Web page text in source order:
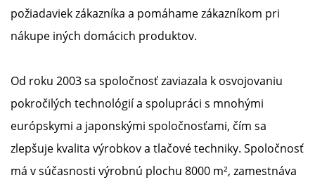
požiadaviek zákazníka a pomáhame zákazníkom pri
nákupe iných domácich produktov.
Od roku 2003 sa spoločnosť zaviazala k osvojovaniu
pokročilých technológií a spolupráci s mnohými
európskymi a japonskými spoločnosťami, čím sa
zlepšuje kvalita výrobkov a tlačové techniky. Spoločnosť
má v súčasnosti výrobnú plochu 8000 m², zamestnáva